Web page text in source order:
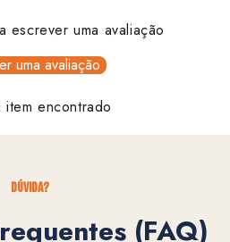
escrever uma avaliação
uma avaliação
item encontrado
dúvida?
(FAQ)